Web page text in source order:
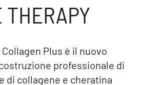
THERAPY
Plus è il nuovo
professionale di
di collagene e cheratina